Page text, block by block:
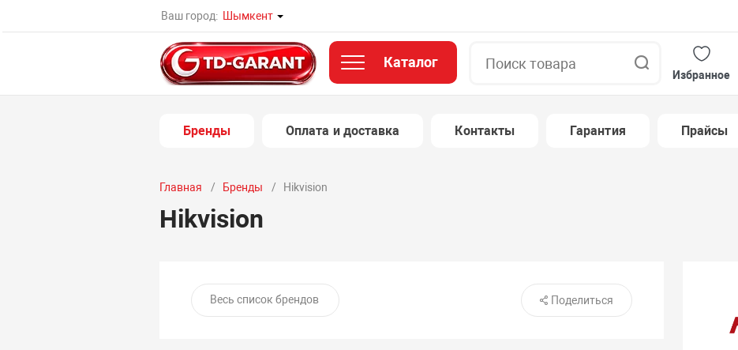
Ваш город: Шымкент
Каталог
Избранное
Бренды Оплата и доставка Контакты Гарантия Прайсы
Главная Бренды Hikvision
Hikvision
Весь список брендов Поделиться